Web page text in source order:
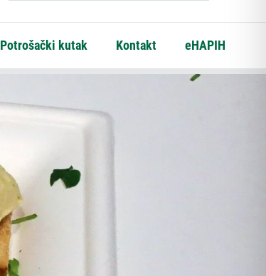
Potrošački kutak Kontakt eHAPIH